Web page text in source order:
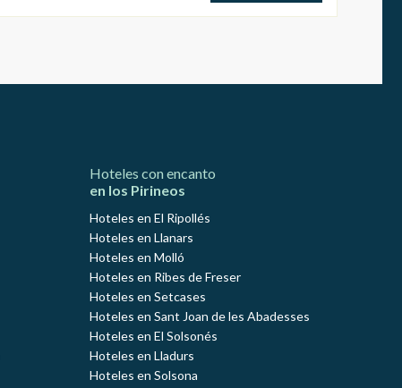
Hoteles con encanto
en los Pirineos
Hoteles en El Ripollés
Hoteles en Llanars
Hoteles en Molló
Hoteles en Ribes de Freser
Hoteles en Setcases
Hoteles en Sant Joan de les Abadesses
Hoteles en El Solsonés
Hoteles en Lladurs
Hoteles en Solsona